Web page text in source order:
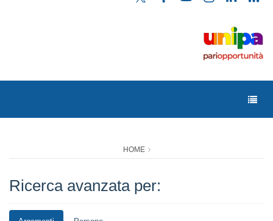
HOME
Ricerca avanzata per: